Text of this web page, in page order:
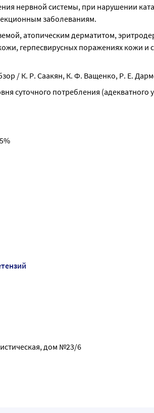
нервной системы, при нарушении
заболеваниям.
атопическим дерматитом,
герпесвирусных поражениях кожи и
/ К. Р. Саакян, К. Ф. Ващенко, Р. Е.
суточного потребления (адекватного
дом №23/6